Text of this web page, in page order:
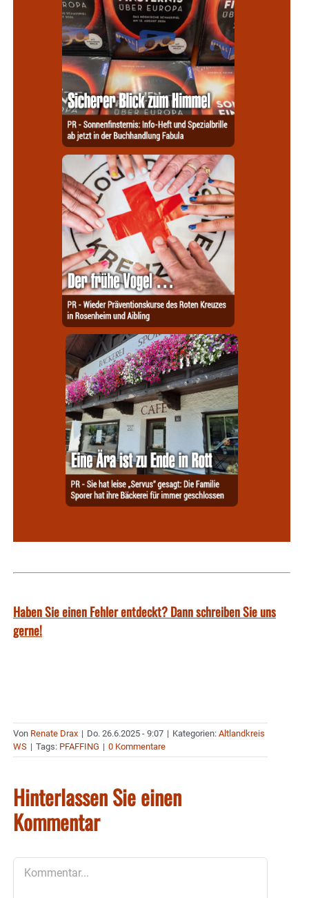
Haben Sie einen Fehler entdeckt? Dann schreiben Sie uns
gerne!
Von Renate Drax | Do. 26.6.2025 - 9:07 | Kategorien: Altlandkreis
WS | Tags: PFAFFING | 0 Kommentare
Hinterlassen Sie einen
Kommentar